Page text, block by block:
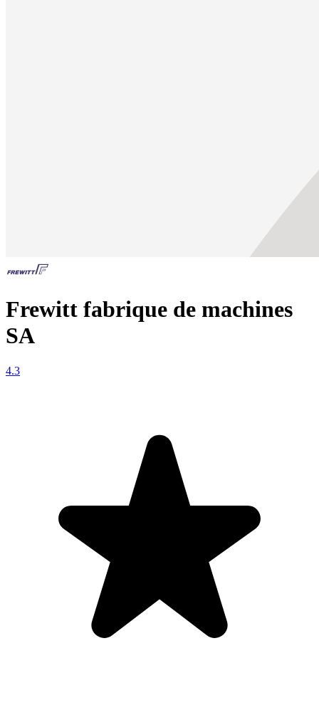
Frewitt fabrique de machines
SA
4.3